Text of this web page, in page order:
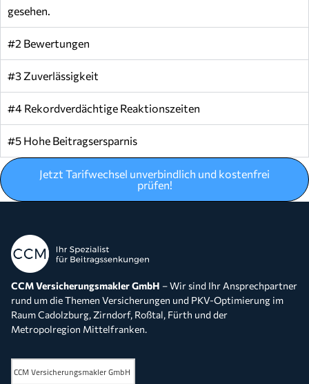
gesehen.
#2 Bewertungen
#3 Zuverlässigkeit
#4 Rekordverdächtige Reaktionszeiten
#5 Hohe Beitragsersparnis
Jetzt Tarifwechsel unverbindlich und kostenfrei
prüfen!
CCM Versicherungsmakler GmbH – Wir sind Ihr Ansprechpartner
rund um die Themen Versicherungen und PKV-Optimierung im
Raum Cadolzburg, Zirndorf, Roßtal, Fürth und der
Metropolregion Mittelfranken.